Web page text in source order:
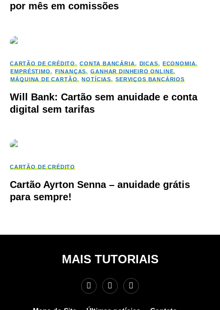
por mês em comissões
CARTÃO DE CRÉDITO CONTA BANCÁRIA DICAS
ECONOMIA
EMPRÉSTIMO
FINANÇAS
GANHAR DINHEIRO ONLINE
MÁQUINA DE CARTÃO
NOTÍCIAS SERVIÇOS BANCÁRIOS
Will Bank: Cartão sem anuidade e conta
digital sem tarifas
CARTÃO DE CRÉDITO
Cartão Ayrton Senna – anuidade grátis
para sempre!
MAIS TUTORIAIS